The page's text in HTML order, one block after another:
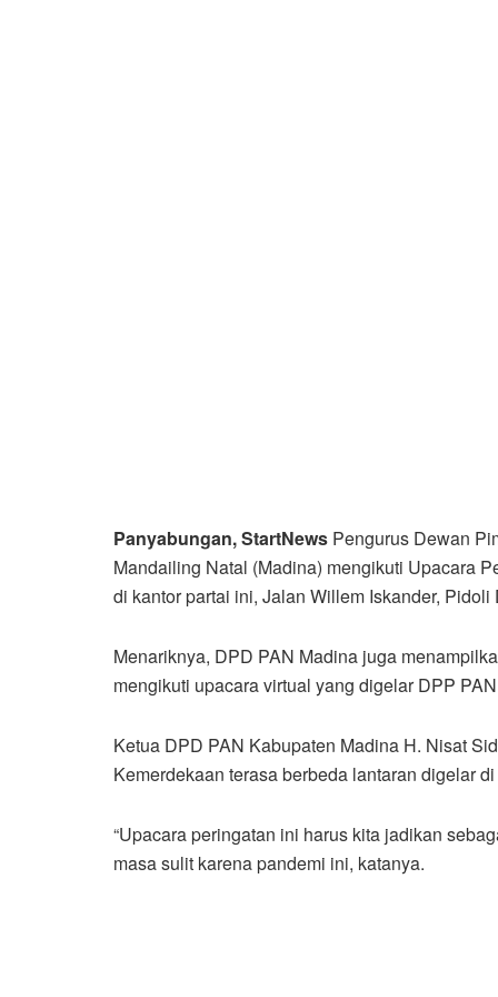
Panyabungan, StartNews Pengurus Dewan
Mandailing Natal (Madina) mengikuti Upacara
di kantor partai ini, Jalan Willem Iskander,
Menariknya, DPD PAN Madina juga
mengikuti upacara virtual yang digelar DPP
Ketua DPD PAN Kabupaten Madina H. Nisat
Kemerdekaan terasa berbeda lantaran digelar
“Upacara peringatan ini harus kita jadikan
masa sulit karena pandemi ini, katanya.